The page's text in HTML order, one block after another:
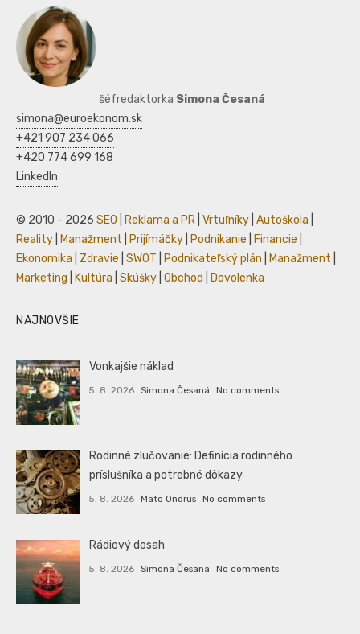
šéfredaktorka Simona Česaná
simona@euroekonom.sk
+421 907 234 066
+420 774 699 168
LinkedIn
© 2010 - 2026 SEO Reklama a PR Vrtuľníky Autoškola
Reality
Manažment Prijímáčky Podnikanie Financie
Ekonomika
Zdravie SWOT Podnikateľský plán Manažment
Marketing
Kultúra Skúšky Obchod Dovolenka
NAJNOVŠIE
Vonkajšie náklad
5. 8. 2026 Simona Česaná No comments
Rodinné zlučovanie: Definícia rodinného
príslušníka a potrebné dôkazy
5. 8. 2026 Mato Ondrus No comments
Rádiový dosah
5. 8. 2026 Simona Česaná No comments